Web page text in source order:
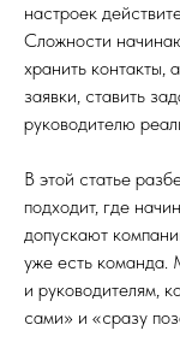
настроек
Сложности
хранить контакты,
заявки, ставить
руководителю
В этой статье
подходит, где
допускают
уже есть команда.
и руководителям,
сами» и «сразу